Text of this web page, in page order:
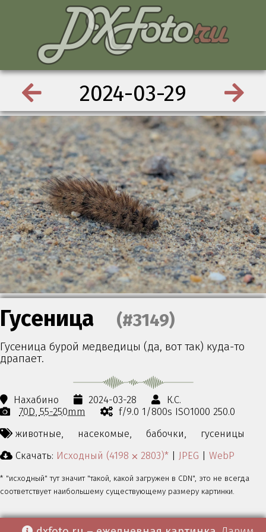
2024-03-29
Гусеница (#3149)
Гусеница бурой медведицы (да, вот так) куда-то
драпает.
Нахабино 2024-03-28
К.С.
70D 55-250mm
f/9.0 1/800s ISO1000 250.0
животные,
насекомые, бабочки,
гусеницы
Скачать: Исходный (4198 ⨉ 2803)* | JPEG | WebP
* "исходный" тут значит "такой, какой загружен в CDN", это не всегда
соответствует наибольшему существующему размеру картинки.